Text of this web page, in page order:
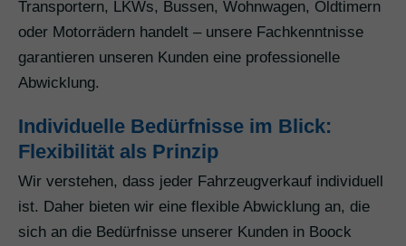
Transportern, LKWs, Bussen, Wohnwagen, Oldtimern
oder Motorrädern handelt – unsere Fachkenntnisse
garantieren unseren Kunden eine professionelle
Abwicklung.
Individuelle Bedürfnisse im Blick:
Flexibilität als Prinzip
Wir verstehen, dass jeder Fahrzeugverkauf individuell
ist. Daher bieten wir eine flexible Abwicklung an, die
sich an die Bedürfnisse unserer Kunden in Boock